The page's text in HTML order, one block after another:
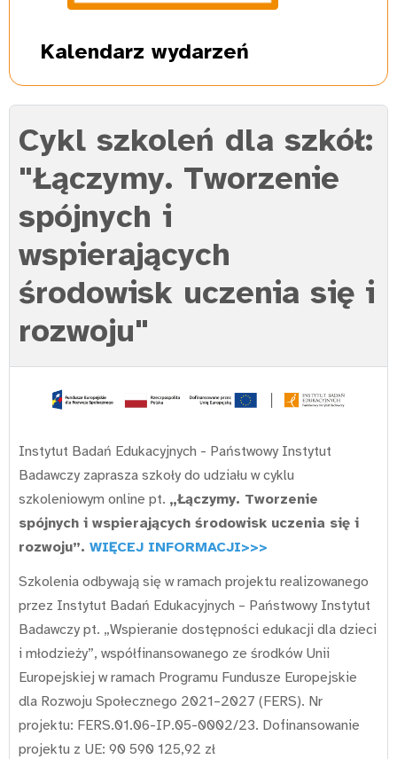
Kalendarz wydarzeń
Cykl szkoleń dla szkół:
"Łączymy. Tworzenie
spójnych i
wspierających
środowisk uczenia się i
rozwoju"
Instytut Badań Edukacyjnych - Państwowy Instytut
Badawczy zaprasza szkoły do udziału w cyklu
szkoleniowym online pt. „Łączymy. Tworzenie
spójnych i wspierających środowisk uczenia się i
rozwoju”. WIĘCEJ INFORMACJI>>>
Szkolenia odbywają się w ramach projektu realizowanego
przez Instytut Badań Edukacyjnych – Państwowy Instytut
Badawczy pt. „Wspieranie dostępności edukacji dla dzieci
i młodzieży”, współfinansowanego ze środków Unii
Europejskiej w ramach Programu Fundusze Europejskie
dla Rozwoju Społecznego 2021–2027 (FERS). Nr
projektu: FERS.01.06-IP.05-0002/23. Dofinansowanie
projektu z UE: 90 590 125,92 zł